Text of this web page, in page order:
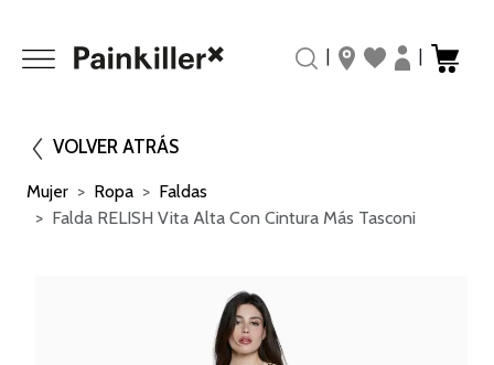
VOLVER ATRÁS
Mujer Ropa
Faldas
Falda RELISH Vita Alta Con Cintura Más Tasconi